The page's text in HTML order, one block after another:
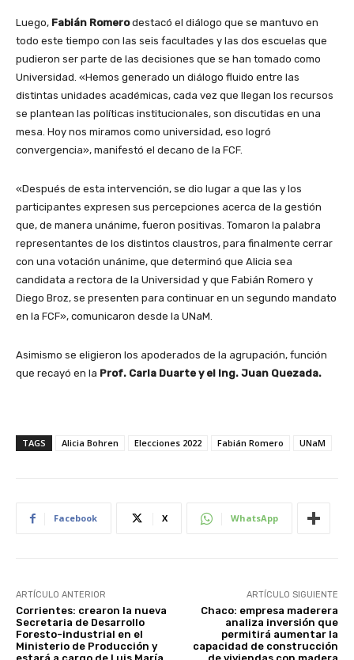
Luego, Fabián Romerodestacó el diálogo que se mantuvo en
todo este tiempo con las seis facultades y las dos escuelas que
pudieron ser parte de las decisiones que se han tomado como
Universidad. «Hemos generado un diálogo fluido entre las
distintas unidades académicas, cada vez que llegan los recursos
se plantean las políticas institucionales, son discutidas en una
mesa. Hoy nos miramos como universidad, eso logró
convergencia», manifestó el decano de la FCF.
«Después de esta intervención, se dio lugar a que las y los
participantes expresen sus percepciones acerca de la gestión
que, de manera unánime, fueron positivas. Tomaron la palabra
representantes de los distintos claustros, para finalmente cerrar
con una votación unánime, que determinó que Alicia sea
candidata a rectora de la Universidad y que Fabián Romero y
Diego Broz, se presenten para continuar en un segundo mandato
en la FCF», comunicaron desde la UNaM.
Asimismo se eligieron los apoderados de la agrupación, función
que recayó en la Prof. Carla Duarte y el Ing. Juan Quezada.
TAGS Alicia Bohren Elecciones 2022 Fabián Romero UNaM
Facebook X WhatsApp
ARTÍCULO ANTERIOR
Corrientes: crearon la nueva
Secretaria de Desarrollo
Foresto-industrial en el
Ministerio de Producción y
ARTÍCULO SIGUIENTE
Chaco: empresa maderera
analiza inversión que
permitirá aumentar la
capacidad de construcción